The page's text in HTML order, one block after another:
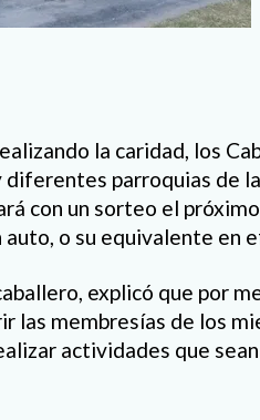
la caridad, los
parroquias de
con un sorteo el
auto, o su equivalente en
explicó que por
las membresías de los
actividades que